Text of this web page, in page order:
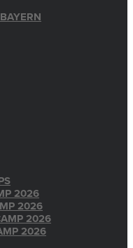
2026
2026
2026
2026